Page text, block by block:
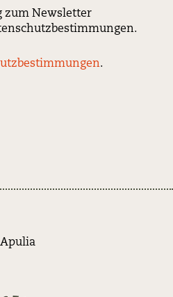
zum Newsletter
.